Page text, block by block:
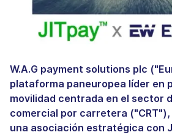
W.A.G payment solutions plc
plataforma paneuropea líder en
movilidad centrada en el sector
comercial por carretera
una asociación estratégica con